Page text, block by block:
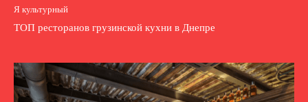
Я культурный
ТОП ресторанов грузинской кухни в Днепре